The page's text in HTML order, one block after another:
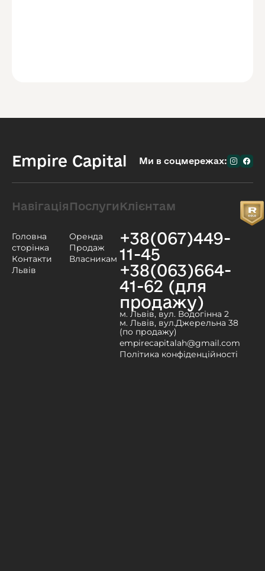
Empire Capital Ми в соцмережах:
Навігація
Головна
сторінка
Контакти
Львів
Послуги
Оренда
Продаж
Власникам
Клієнтам
+38(067)449-
11-45
+38(063)664-
41-62 (для
продажу)
м. Львів, вул. Водогінна 2
м. Львів, вул.Джерельна 38
(по продажу)
empirecapitalah@gmail.com
Політика конфіденційності